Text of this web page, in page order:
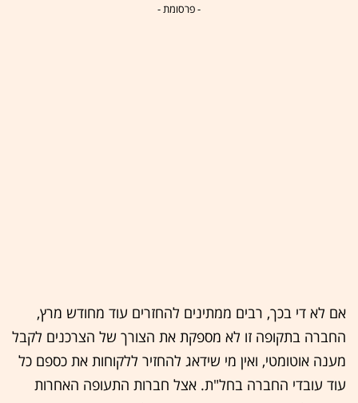
- פרסומת -
אם לא די בכך, רבים ממתינים להחזרים עוד מחודש מרץ,
החברה בתקופה זו לא מספקת את הצורך של הצרכנים לקבל
מענה אוטומטי, ואין מי שידאג להחזיר ללקוחות את כספם כל
עוד עובדי החברה בחל"ת. אצל חברות התעופה האחרות